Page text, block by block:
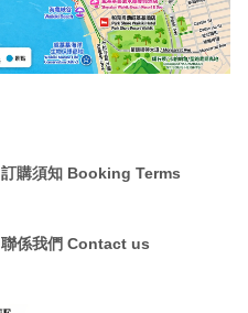
訂購須知 Booking Terms
聯係我們 Contact us